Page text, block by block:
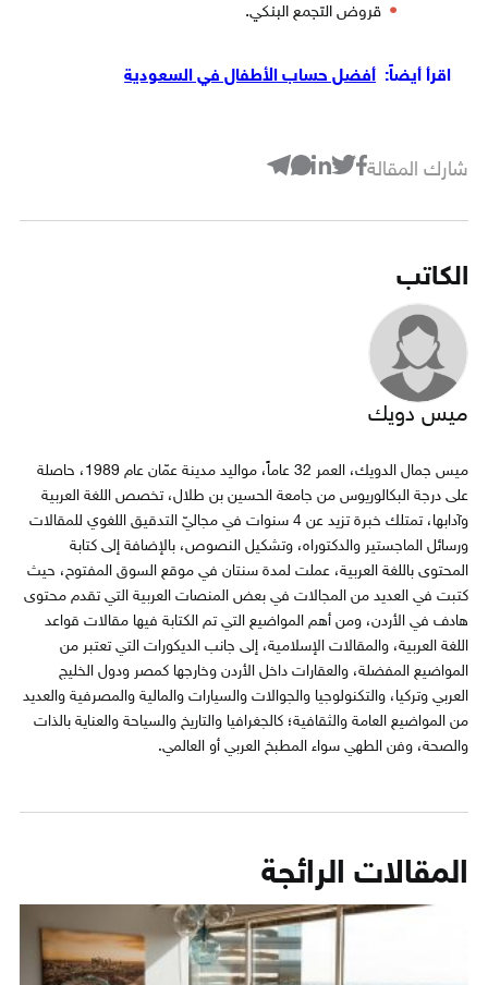
قروض التجمع البنكي.
اقرأ أيضاً: أفضل حساب الأطفال في السعودية
شارك المقالة
الكاتب
ميس دويك
ميس جمال الدويك، العمر 32 عاماً، مواليد مدينة عمّان عام 1989، حاصلة
على درجة البكالوريوس من جامعة الحسين بن طلال، تخصص اللغة العربية
وآدابها، تمتلك خبرة تزيد عن 4 سنوات في مجاليّ التدقيق اللغوي للمقالات
ورسائل الماجستير والدكتوراه، وتشكيل النصوص، بالإضافة إلى كتابة
المحتوى باللغة العربية، عملت لمدة سنتان في موقع السوق المفتوح، حيث
كتبت في العديد من المجالات في بعض المنصات العربية التي تقدم محتوى
هادف في الأردن، ومن أهم المواضيع التي تم الكتابة فيها مقالات قواعد
اللغة العربية، والمقالات الإسلامية، إلى جانب الديكورات التي تعتبر من
المواضيع المفضلة، والعقارات داخل الأردن وخارجها كمصر ودول الخليج
العربي وتركيا، والتكنولوجيا والجوالات والسيارات والمالية والمصرفية والعديد
من المواضيع العامة والثقافية؛ كالجغرافيا والتاريخ والسياحة والعناية بالذات
والصحة، وفن الطهي سواء المطبخ العربي أو العالمي.
المقالات الرائجة